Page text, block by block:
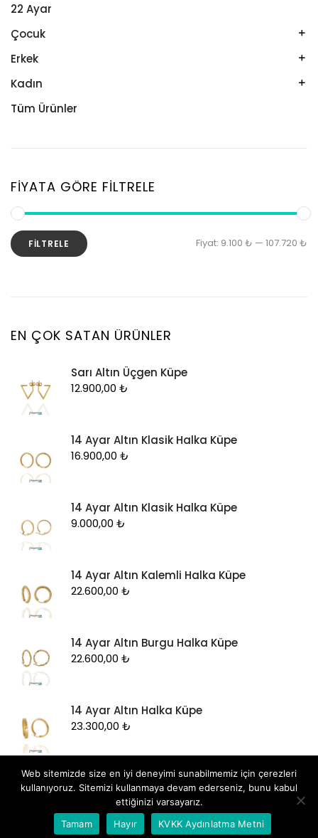
22 Ayar
Çocuk
Kelepçe
Kolye
Künye
Erkek
Kelepçe
Künye
Kadın
Bileklik
Küpe
Zincir
Tüm Ürünler
FIYATA GÖRE FILTRELE
FILTRELE Fiyat: 9.100 ₺ — 107.720 ₺
EN ÇOK SATAN ÜRÜNLER
Sarı Altın Üçgen Küpe
12.900,00 ₺
14 Ayar Altın Klasik Halka Küpe
16.900,00 ₺
14 Ayar Altın Klasik Halka Küpe
9.000,00 ₺
14 Ayar Altın Kalemli Halka Küpe
22.600,00 ₺
14 Ayar Altın Burgu Halka Küpe
22.600,00 ₺
14 Ayar Altın Halka Küpe
23.300,00 ₺
Tüm hakları saklıdır Dizayn: byHedza Ajans.
Whatsapp İletişim
Web sitemizde size en iyi deneyimi sunabilmemiz için çerezleri
kullanıyoruz. Sitemizi kullanmaya devam ederseniz, bunu kabul
ettiğinizi varsayarız.
Tamam
Hayır KVKK Aydınlatma Metni